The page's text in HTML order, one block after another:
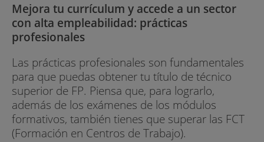
Mejora tu currículum y accede a un sector
con alta empleabilidad: prácticas
profesionales
Las prácticas profesionales son fundamentales
para que puedas obtener tu título de técnico
superior de FP. Piensa que, para lograrlo,
además de los exámenes de los módulos
formativos, también tienes que superar las FCT
(Formación en Centros de Trabajo).